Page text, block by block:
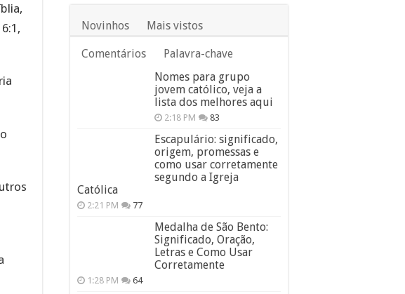
Novinhos Mais vistos
Comentários
Palavra-chave
Nomes para grupo
jovem católico, veja a
lista dos melhores aqui
2:18 PM 83
Escapulário: significado,
origem, promessas e
como usar corretamente
segundo a Igreja
Católica
2:21 PM 77
Medalha de São Bento:
Significado, Oração,
Letras e Como Usar
Corretamente
1:28 PM 64